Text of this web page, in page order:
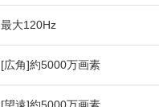
最大120Hz
[広角]約5000万画素
[望遠]約5000万画素